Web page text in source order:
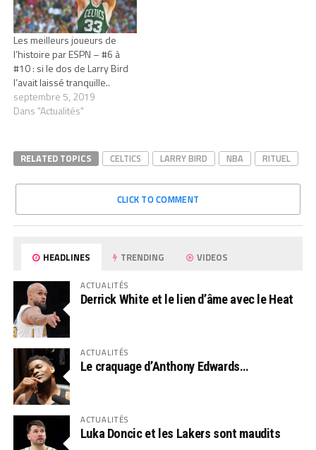
Les meilleurs joueurs de
l’histoire par ESPN – #6 à
#10 : si le dos de Larry Bird
l’avait laissé tranquille..
septembre 5, 2019
Dans "Actualités"
RELATED TOPICS CELTICS LARRY BIRD NBA RITUEL
CLICK TO COMMENT
HEADLINES TRENDING VIDEOS
ACTUALITÉS
Derrick White et le lien d’âme avec le Heat
ACTUALITÉS
Le craquage d’Anthony Edwards…
ACTUALITÉS
Luka Doncic et les Lakers sont maudits